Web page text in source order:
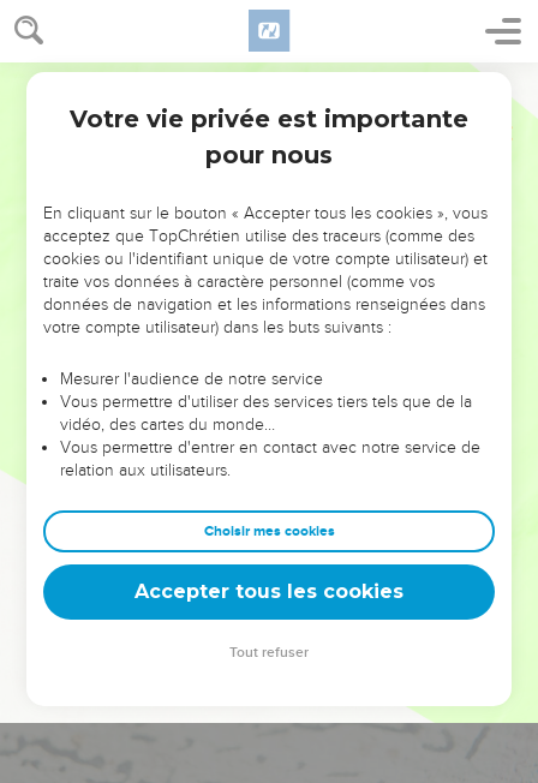
NE MANQUEZ PAS L’ÉVÉNEMENT
DE L’ANNÉE !
ET SI LEURS ERREURS POUVAIENT VOUS ÉVITER LES
VOTRES ?
leur foi ou leur vision. Mais on voit moins les doutes, les erreurs
et les saisons difficiles qu'ils ont traversés, alors même que ce
sont elles qui les ont façonnés.
Dans cette conférence, leaders, entrepreneurs, et responsables
clés pour avancer avec plus de sagesse afin que leurs erreurs
deviennent vos tremplins. Que vous guidiez un ministère, une
équipe, un groupe ou une famille, leur expérience est faite
Votre vie privée est importante
pour nous
En cliquant sur le bouton « Accepter tous les cookies », vous
acceptez que TopChrétien utilise des traceurs (comme des
cookies ou l'identifiant unique de votre compte utilisateur) et
traite vos données à caractère personnel (comme vos
données de navigation et les informations renseignées dans
votre compte utilisateur) dans les buts suivants :
Mesurer l'audience de notre service
Vous permettre d'utiliser des services tiers tels que de la
vidéo, des cartes du monde…
Vous permettre d'entrer en contact avec notre service de
relation aux utilisateurs.
Choisir mes cookies
Accepter tous les cookies
Tout refuser